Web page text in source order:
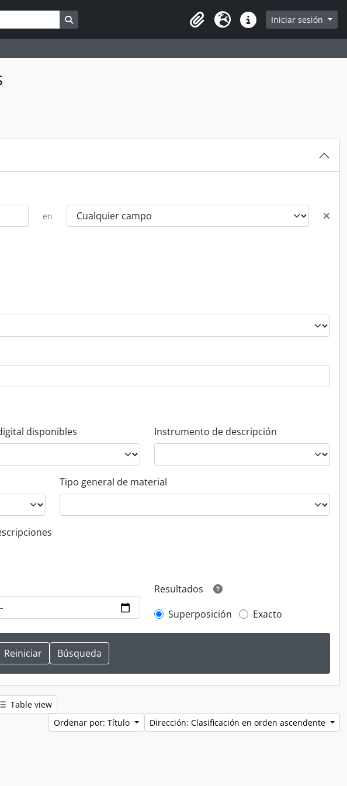
Clipboard
Idioma Enlaces rápidos
Iniciar sesión
en
disponibles Instrumento de descripción
Tipo general de material
Resultados
Superposición
Exacto
Table view
Ordenar por: Título
Dirección: Clasificación en orden ascendente